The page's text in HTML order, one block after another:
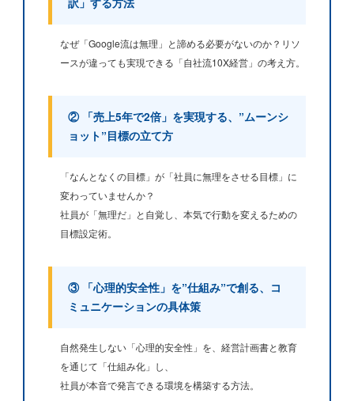
なぜ「Google流は無理」と諦める必要がないのか？リソ
ースが違っても実現できる「自社流10X経営」の考え方。
② 「売上5年で2倍」を実現する、”ムーンシ
ョット”目標の立て方
「なんとなくの目標」が「社員に無理をさせる目標」に
変わっていませんか？
社員が「無理だ」と自覚し、本気で行動を変えるための
目標設定術。
③ 「心理的安全性」を”仕組み”で創る、コ
ミュニケーションの具体策
自然発生しない「心理的安全性」を、経営計画書と教育
を通じて「仕組み化」し、
社員が本音で発言できる環境を構築する方法。